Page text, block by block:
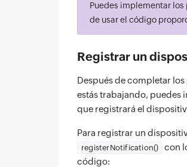
Puedes implementar los
de usar el código
Registrar un
Después de completar
estás trabajando, puedes
que registrará el
Para registrar un
registerNotification()
con
código: